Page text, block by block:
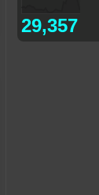
29,357